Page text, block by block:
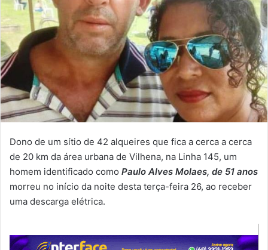
Dono de um sítio de 42 alqueires que fica a cerca a cerca
de 20 km da área urbana de Vilhena, na Linha 145, um
homem identificado como Paulo Alves Molaes, de 51 anos
morreu no início da noite desta terça-feira 26, ao receber
uma descarga elétrica.